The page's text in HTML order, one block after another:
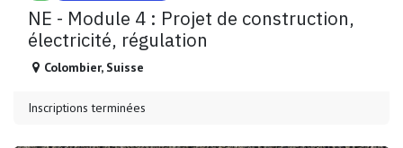
NE - Module 4 : Projet de construction,
électricité, régulation
Colombier, Suisse
Inscriptions terminées